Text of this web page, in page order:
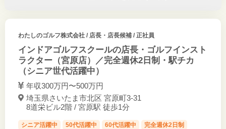
わたしのゴルフ株式会社/ 店長・店長候補 / 正社員
インドアゴルフスクールの店長・ゴルフインスト
ラクター（宮原店）／完全週休2日制・駅チカ
（シニア世代活躍中）
年収300万円〜500万円
埼玉県さいたま市北区 宮原町3-31
8道栄ビル2階 / 宮原駅 徒歩1分
シニア活躍中 50代活躍中 60代活躍中
完全週休2日制